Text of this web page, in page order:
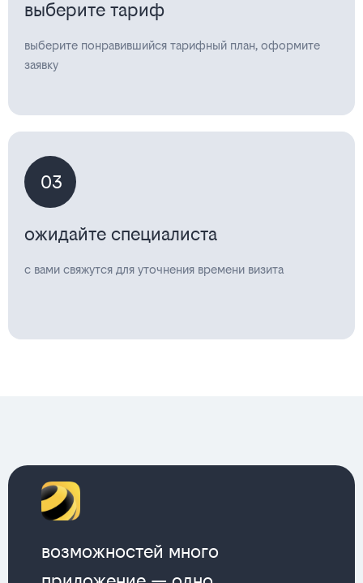
выберите тариф
выберите понравившийся тарифный план, оформите
заявку
03
ожидайте специалиста
с вами свяжутся для уточнения времени визита
возможностей много